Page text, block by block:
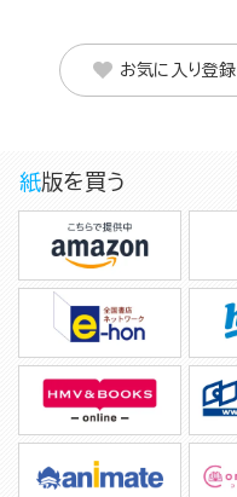
お気に入り登録
紙版を買う